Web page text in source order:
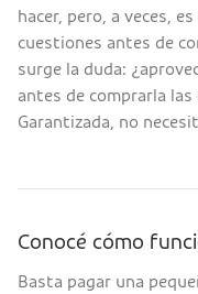
hacer, pero, a veces,
cuestiones antes de
surge la duda:
antes de comprarla las
Garantizada, no
Conocé cómo
Basta pagar una